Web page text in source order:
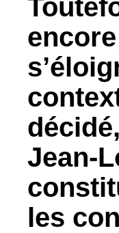
Jean-
les